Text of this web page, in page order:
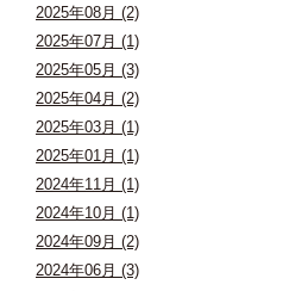
2025年08月 (2)
2025年07月 (1)
2025年05月 (3)
2025年04月 (2)
2025年03月 (1)
2025年01月 (1)
2024年11月 (1)
2024年10月 (1)
2024年09月 (2)
2024年06月 (3)